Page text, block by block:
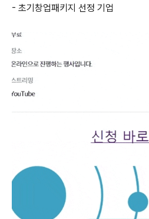
- 초기창업패키지 선정 기업